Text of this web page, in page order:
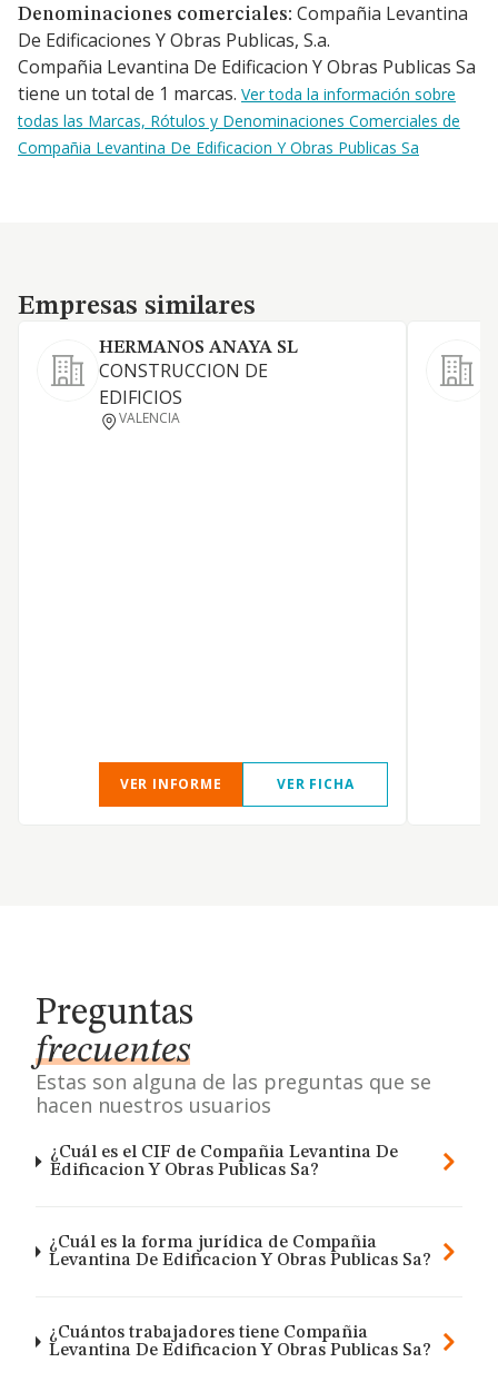
Denominaciones comerciales: Compañia Levantina
De Edificaciones Y Obras Publicas, S.a.
Compañia Levantina De Edificacion Y Obras Publicas Sa
tiene un total de 1 marcas. Ver toda la información sobre
todas las Marcas, Rótulos y Denominaciones Comerciales de
Compañia Levantina De Edificacion Y Obras Publicas Sa
Empresas similares
Empresas similares
HERMANOS ANAYA SL
CONSTRUCCION DE
EDIFICIOS
VALENCIA
VER INFORME VER FICHA
Preguntas
frecuentes
Estas son alguna de las preguntas que se
hacen nuestros usuarios
¿Cuál es el CIF de Compañia Levantina De
Edificacion Y Obras Publicas Sa?
¿Cuál es la forma jurídica de Compañia
Levantina De Edificacion Y Obras Publicas Sa?
¿Cuántos trabajadores tiene Compañia
Levantina De Edificacion Y Obras Publicas Sa?